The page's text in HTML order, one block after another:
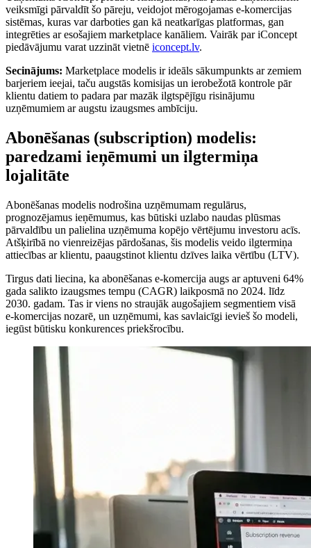
veiksmīgi pārvaldīt šo pāreju, veidojot mērogojamas e-komercijas
sistēmas, kuras var darboties gan kā neatkarīgas platformas, gan
integrēties ar esošajiem marketplace kanāliem. Vairāk par iConcept
piedāvājumu varat uzzināt vietnē iconcept.lv.
Secinājums: Marketplace modelis ir ideāls sākumpunkts ar zemiem
barjeriem ieejai, taču augstās komisijas un ierobežotā kontrole pār
klientu datiem to padara par mazāk ilgtspējīgu risinājumu
uzņēmumiem ar augstu izaugsmes ambīciju.
Abonēšanas (subscription) modelis:
paredzami ieņēmumi un ilgtermiņa
lojalitāte
Abonēšanas modelis nodrošina uzņēmumam regulārus,
prognozējamus ieņēmumus, kas būtiski uzlabo naudas plūsmas
pārvaldību un palielina uzņēmuma kopējo vērtējumu investoru acīs.
Atšķirībā no vienreizējas pārdošanas, šis modelis veido ilgtermiņa
attiecības ar klientu, paaugstinot klientu dzīves laika vērtību (LTV).
Tirgus dati liecina, ka abonēšanas e-komercija augs ar aptuveni 64%
gada salikto izaugsmes tempu (CAGR) laikposmā no 2024. līdz
2030. gadam. Tas ir viens no straujāk augošajiem segmentiem visā
e-komercijas nozarē, un uzņēmumi, kas savlaicīgi ievieš šo modeli,
iegūst būtisku konkurences priekšrocību.